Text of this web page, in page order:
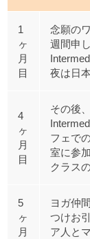
1
ヶ
月
目
念願の
週間申
夜は日
4
ヶ
月
目
その後
フェで
室に参
クラス
5
ヶ
月
ヨガ仲
つけお
ア人と